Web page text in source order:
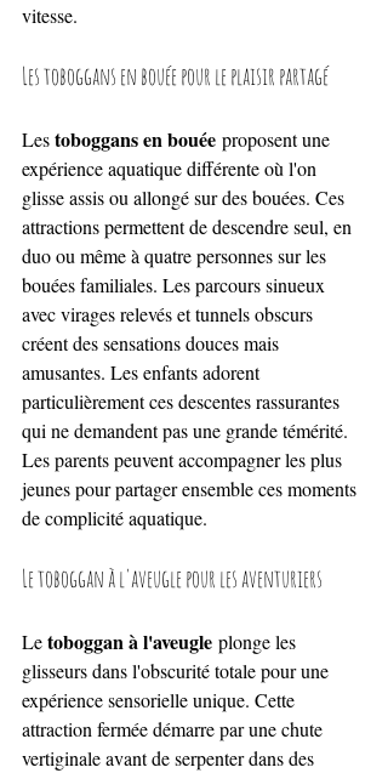
vitesse.
Les toboggans en bouée pour le plaisir partagé
Les toboggans en bouée proposent une
expérience aquatique différente où l'on
glisse assis ou allongé sur des bouées. Ces
attractions permettent de descendre seul, en
duo ou même à quatre personnes sur les
bouées familiales. Les parcours sinueux
avec virages relevés et tunnels obscurs
créent des sensations douces mais
amusantes. Les enfants adorent
particulièrement ces descentes rassurantes
qui ne demandent pas une grande témérité.
Les parents peuvent accompagner les plus
jeunes pour partager ensemble ces moments
de complicité aquatique.
Le toboggan à l'aveugle pour les aventuriers
Le toboggan à l'aveugle plonge les
glisseurs dans l'obscurité totale pour une
expérience sensorielle unique. Cette
attraction fermée démarre par une chute
vertiginale avant de serpenter dans des